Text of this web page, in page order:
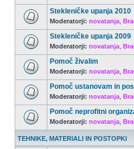
Stekleničke upanja 2010
Moderatorji: novatanja
Stekleničke upanja 2009
Moderatorji: novatanja
Pomoč živalim
Moderatorji: novatanja
Pomoč ustanovam in
Moderatorji: novatanja
Pomoč neprofitni
Moderatorji: novatanja
TEHNIKE, MATERIALI IN POSTOPKI